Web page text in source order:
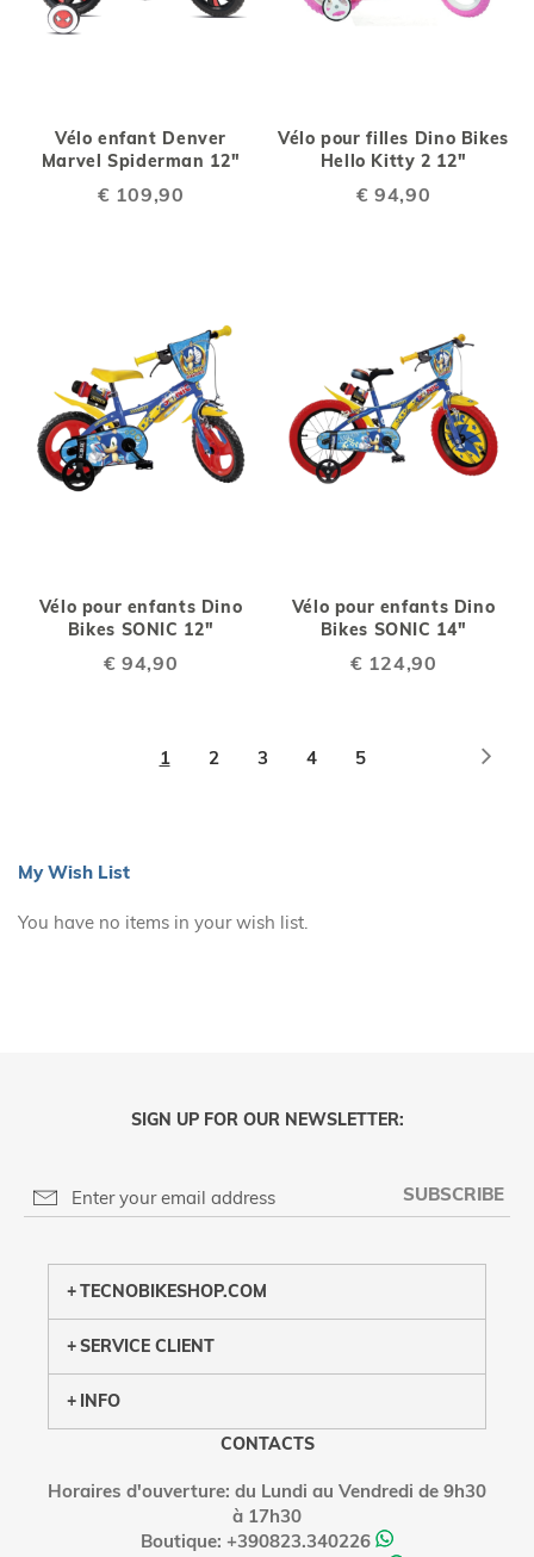
Vélo enfant Denver
Marvel Spiderman 12"
€ 109,90
Vélo pour filles Dino Bikes
Hello Kitty 2 12"
€ 94,90
Vélo pour enfants Dino
Bikes SONIC 12"
€ 94,90
Vélo pour enfants Dino
Bikes SONIC 14"
€ 124,90
Page
You're
1 Page
2 Page
3 Page
4 Page
5
My Wish List
You have no items in your wish list.
SIGN UP FOR OUR NEWSLETTER:
SUBSCRIBE
TECNOBIKESHOP.COM
SERVICE CLIENT
INFO
CONTACTS
Horaires d'ouverture: du Lundi au Vendredi de 9h30
à 17h30
Boutique: +390823.340226